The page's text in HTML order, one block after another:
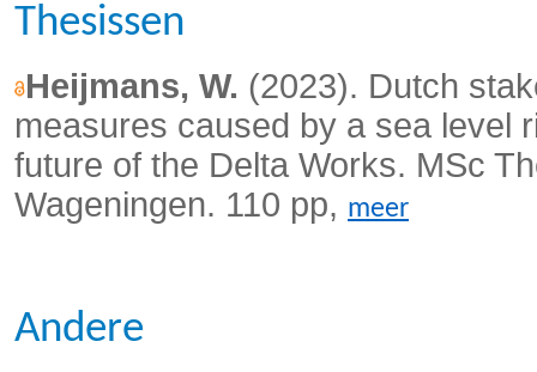
Thesissen
Heijmans, W. (2023). Dutch
measures caused by a sea level
future of the Delta Works. MSc
Wageningen. 110 pp, meer
Andere